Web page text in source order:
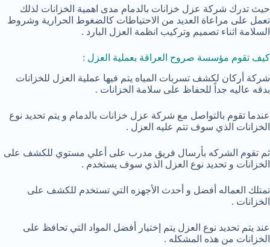
حيث تدرك شركة عزل خزانات بالدمام مدى اهمية الخزانات لذلك
تعمل على مراعاة العديد من الاحتياطات كالضغوط الحرارية وشروط
السلامة اثناء تصميم وتركيب انظمة العزل البارد .
كيف تقوم مؤسسة صروح العراقة بعملية العزل :
شركة أركان لكشف تسربات المياه يتم فيها عملية العزل للخزانات
بدقه عاليه جداً للحفاظ على سلامة الخزانات .
عندما تقوم بالتواصل مع شركة عزل خزانات بالدمام و يتم تحديد نوع
الخزانات الذي سوف تتم عليه العزل .
ثم تقوم الشركه بأرسال فريق مدرب على أعلي مستوي للكشف على
الخزانات و تحديد نوع العزل الذي سوف يستخدم .
تمتلك العماله أفضل و أحدث الأجهزه التي تستخدم للكشف على
الخزانات .
عند يتم تحديد نوع العزل يتم إختيار أفضل المواد التي تحافظ على
الخزانات من هذه المشكله .